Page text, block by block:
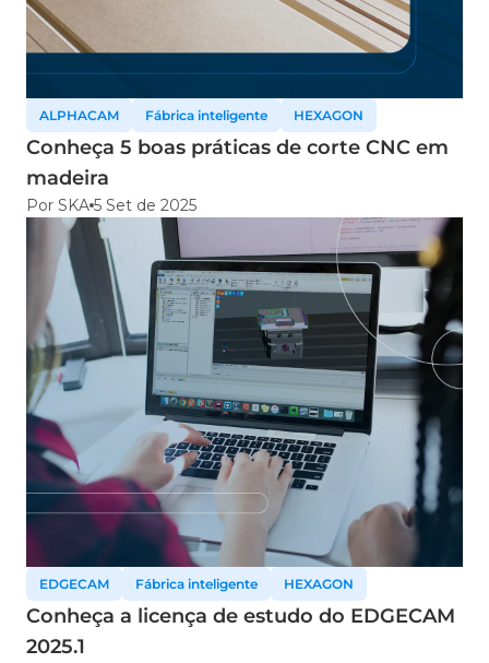
ALPHACAM Fábrica inteligente HEXAGON
Conheça 5 boas práticas de corte CNC em
madeira
Por SKA 5 Set de 2025
EDGECAM Fábrica inteligente HEXAGON
Conheça a licença de estudo do EDGECAM
2025.1